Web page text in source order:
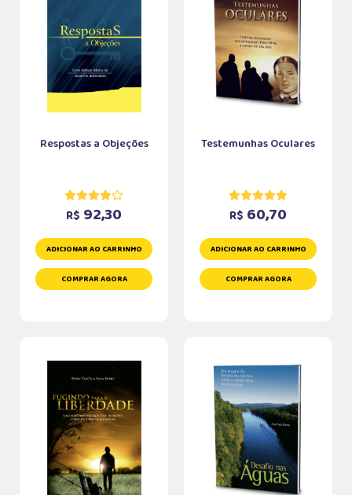
Respostas a Objeções
R$ 92,30
ADICIONAR AO CARRINHO
COMPRAR AGORA
Testemunhas Oculares
R$ 60,70
ADICIONAR AO CARRINHO
COMPRAR AGORA